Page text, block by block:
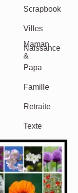
Scrapbook